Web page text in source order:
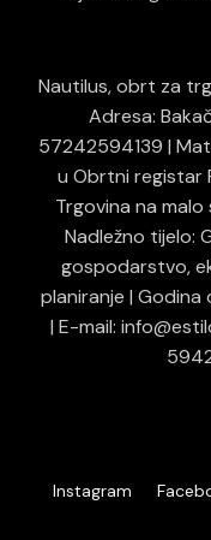
Nautilus, obrt za
Adresa:
57242594139 |
u Obrtni registar
Trgovina na
Nadležno tijelo:
gospodarstvo,
planiranje |
| E-mail:
Instagram